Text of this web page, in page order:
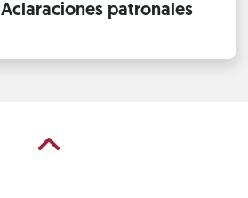
Aclaraciones patronales